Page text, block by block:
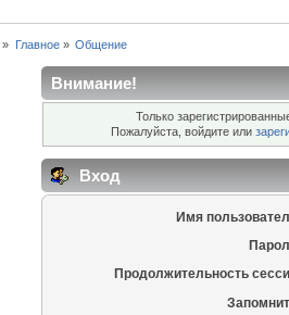
» Главное» Общение
Внимание!
Только
Пожалуйста, войдите или
Вход
Имя
Продолжительность